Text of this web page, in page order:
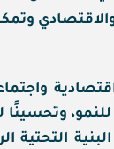
وتحسينًا
التحتية